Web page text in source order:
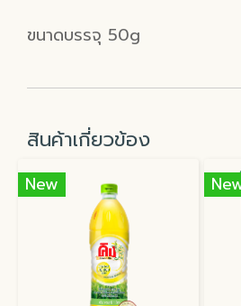
ขนาดบรรจุ 50g
สินค้าเกี่ยวข้อง
New